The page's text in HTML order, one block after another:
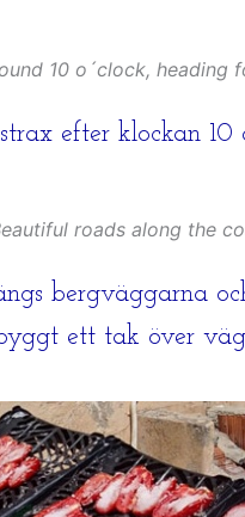
10 o´clock, heading
efter klockan 10
roads along the
bergväggarna
ett tak över